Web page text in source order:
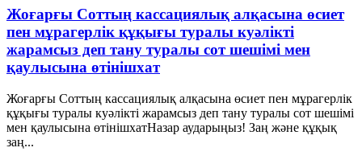
Жоғарғы Соттың кассациялық алқасына өсиет
пен мұрагерлік құқығы туралы куәлікті
жарамсыз деп тану туралы сот шешімі мен
қаулысына өтінішхат
Жоғарғы Соттың кассациялық алқасына өсиет пен мұрагерлік
құқығы туралы куәлікті жарамсыз деп тану туралы сот шешімі
мен қаулысына өтінішхатНазар аударыңыз! Заң және құқық
заң...